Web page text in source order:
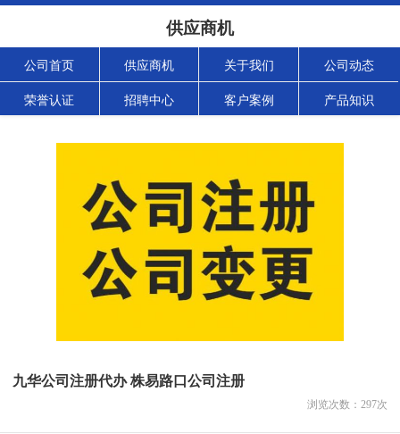
供应商机
公司首页 供应商机 关于我们 公司动态
荣誉认证 招聘中心 客户案例 产品知识
九华公司注册代办 株易路口公司注册
浏览次数： 297次